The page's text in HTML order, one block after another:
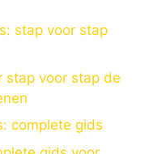
stap voor stap
stap voor stap de
complete gids